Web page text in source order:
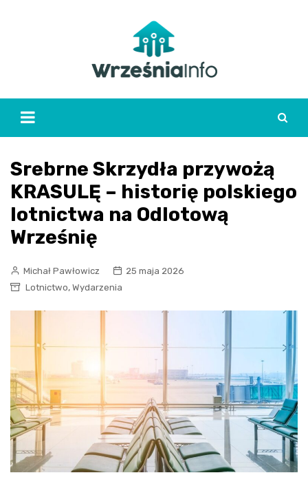
Srebrne Skrzydła przywożą
KRASULĘ – historię polskiego
lotnictwa na Odlotową
Wrześnię
Michał Pawłowicz
25 maja 2026
Lotnictwo, Wydarzenia